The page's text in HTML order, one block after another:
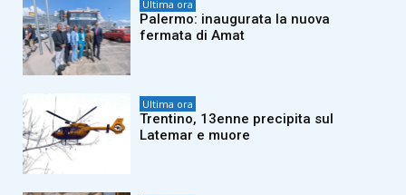
Ultima ora
Palermo: inaugurata la nuova
fermata di Amat
Ultima ora
Trentino, 13enne precipita sul
Latemar e muore